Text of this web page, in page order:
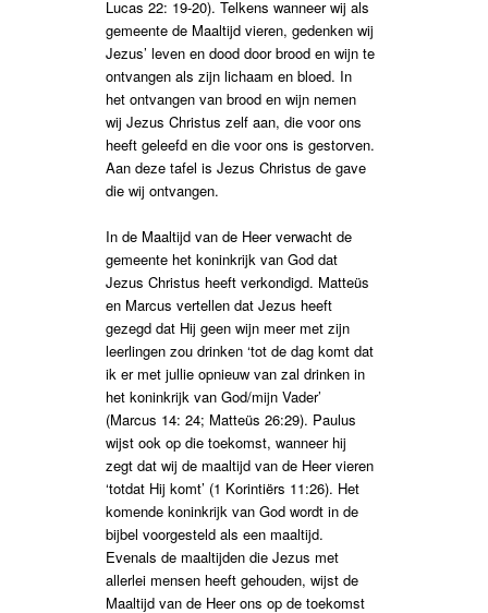
Lucas 22: 19-20). Telkens wanneer wij als
gemeente de Maaltijd vieren, gedenken wij
Jezus’ leven en dood door brood en wijn te
ontvangen als zijn lichaam en bloed. In
het ontvangen van brood en wijn nemen
wij Jezus Christus zelf aan, die voor ons
heeft geleefd en die voor ons is gestorven.
Aan deze tafel is Jezus Christus de gave
die wij ontvangen.
In de Maaltijd van de Heer verwacht de
gemeente het koninkrijk van God dat
Jezus Christus heeft verkondigd. Matteüs
en Marcus vertellen dat Jezus heeft
gezegd dat Hij geen wijn meer met zijn
leerlingen zou drinken ‘tot de dag komt dat
ik er met jullie opnieuw van zal drinken in
het koninkrijk van God/mijn Vader’
(Marcus 14: 24; Matteüs 26:29). Paulus
wijst ook op die toekomst, wanneer hij
zegt dat wij de maaltijd van de Heer vieren
‘totdat Hij komt’ (1 Korintiërs 11:26). Het
komende koninkrijk van God wordt in de
bijbel voorgesteld als een maaltijd.
Evenals de maaltijden die Jezus met
allerlei mensen heeft gehouden, wijst de
Maaltijd van de Heer ons op de toekomst